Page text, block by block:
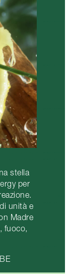
stella
per
unità e
Madre
fuoco,